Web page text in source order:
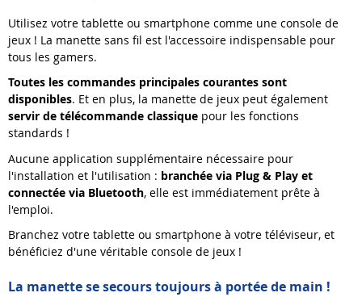
Utilisez votre tablette ou smartphone comme une console de
jeux ! La manette sans fil est l'accessoire indispensable pour
tous les gamers.
Toutes les commandes principales courantes sont
disponibles. Et en plus, la manette de jeux peut également
servir de télécommande classique pour les fonctions
standards !
Aucune application supplémentaire nécessaire pour
l'installation et l'utilisation : branchée via Plug & Play et
connectée via Bluetooth, elle est immédiatement prête à
l'emploi.
Branchez votre tablette ou smartphone à votre téléviseur, et
bénéficiez d'une véritable console de jeux !
La manette se secours toujours à portée de main !